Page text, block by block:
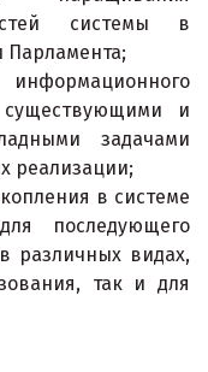
системы в
Парламента;
и
задачами
реализации;
в системе
последующего
различных видах,
так и для